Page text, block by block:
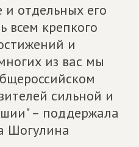
и отдельных его
всем крепкого
и
из вас мы
сильной и
– поддержала
Шогулина